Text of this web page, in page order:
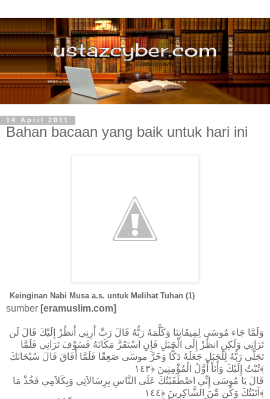
14 April 2011
Bahan bacaan yang baik untuk hari ini
Keinginan Nabi Musa a.s. untuk Melihat Tuhan (1)
sumber [eramuslim.com]
وَلَمَّا جَاء مُوسَى لِمِيقَاتِنَا وَكَلَّمَهُ رَبُّهُ قَالَ رَبِّ أَرِنِي أَنظُرْ إِلَيْكَ قَالَ لَن
تَرَانِي وَلَكِنِ انظُرْ إِلَى الْجَبَلِ فَإِنِ اسْتَقَرَّ مَكَانَهُ فَسَوْفَ تَرَانِي فَلَمَّا
تَجَلَّى رَبُّهُ لِلْجَبَلِ جَعَلَهُ دَكًّا وَخَرَّ موسَى صَعِقًا فَلَمَّا أَفَاقَ قَالَ سُبْحَانَكَ
تُبْتُ إِلَيْكَ وَأَنَاْ أَوَّلُ الْمُؤْمِنِينَ ﴿١٤٣﴾
قَالَ يَا مُوسَى إِنِّي اصْطَفَيْتُكَ عَلَى النَّاسِ بِرِسَالاَتِي وَبِكَلاَمِي فَخُذْ مَا
آتَيْتُكَ وَكُن مِّنَ الشَّاكِرِينَ ﴿١٤٤﴾